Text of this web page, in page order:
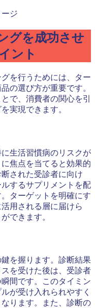
グを成功させ
ント
を行うためには、ター
の選び方が重要です。
で、消費者の関心を引
実現できます。
生活習慣病のリスクが
焦点を当てると効果的
された受診者に向け
するサプリメントを配
ターゲットを明確にす
用される層に届けら
できます。
を握ります。診断結果
を受けた後は、受診者
間です。このタイミン
が受け入れられやすく
ります。また、診断の